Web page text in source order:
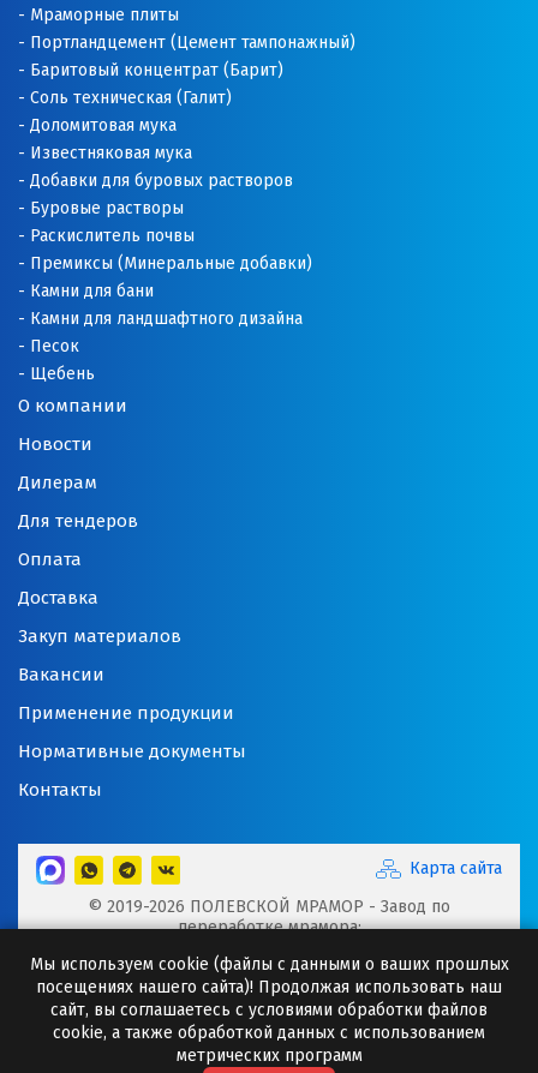
Нижний Новгород
Нижний Тагил
Новгород
Новокоалиновый
Новокузнецк
Новороссийск
Новосибирск
Новоуральск
Новый Уренгой
Ногинск
Нягань
О
Орел
Орехово-Зуево
П
О компании
Новости
Дилерам
Для тендеров
Оплата
Доставка
Закуп материалов
Вакансии
Применение продукции
Нормативные документы
Контакты
Мраморные плиты
Портландцемент (Цемент тампонажный)
Баритовый концентрат (Барит)
Соль техническая (Галит)
Доломитовая мука
Известняковая мука
Добавки для буровых растворов
Буровые растворы
Раскислитель почвы
Премиксы (Минеральные добавки)
Камни для бани
Камни для ландшафтного дизайна
Песок
Щебень
Карта сайта
© 2019-2026 ПОЛЕВСКОЙ МРАМОР - Завод по
переработке мрамора:
Минеральные порошки, Добавки для буровых растворов
Сайт носит исключительно информационный характер и
ни при каких случаях информация не может являться
публичной офертой.
Мы используем cookie (файлы с данными о ваших прошлых
посещениях нашего сайта)! Продолжая использовать наш
сайт, вы соглашаетесь с условиями обработки файлов
cookie, а также обработкой данных с использованием
метрических программ